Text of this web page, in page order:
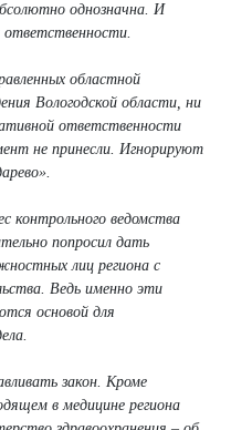
однозначна. И
областной
Вологодской области, ни
ответственности
не принесли. Игнорируют
контрольного ведомства
попросил дать
лиц региона с
Ведь именно эти
основой для
закон. Кроме
в медицине региона